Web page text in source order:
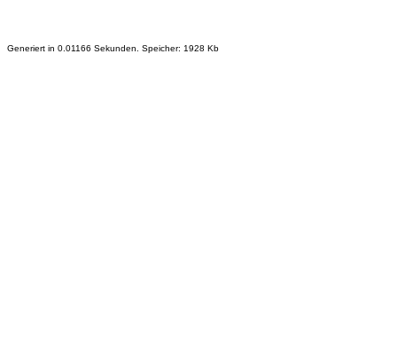
Generiert in 0.01166 Sekunden. Speicher: 1928 Kb